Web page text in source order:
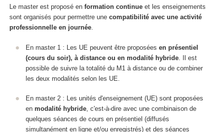
Le master est proposé en formation continue et les enseignements
sont organisés pour permettre une compatibilité avec une activité
professionnelle en journée.
En master 1 : Les UE peuvent être proposées en présentiel
(cours du soir), à distance ou en modalité hybride. Il est
possible de suivre la totalité du M1 à distance ou de combiner
les deux modalités selon les UE.
En master 2 : Les unités d'enseignement (UE) sont proposées
en modalité hybride, c'est-à-dire avec une combinaison de
quelques séances de cours en présentiel (diffusés
simultanément en ligne et/ou enregistrés) et des séances